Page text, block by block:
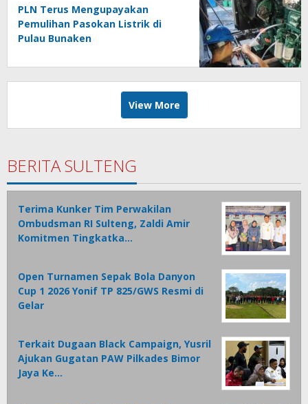
PLN Terus Mengupayakan
Pemulihan Pasokan Listrik di
Pulau Bunaken
View More
BERITA SULTENG
Terima Kunker Tim Perwakilan
Ombudsman RI Sulteng, Zaldi Amir
Komitmen Tingkatka…
Open Turnamen Sepak Bola Danyon
Cup 1 2026 Yonif TP 825/GWS Resmi di
Gelar
Terkait Dugaan Black Campaign, Yusril
Ajukan Gugatan PAW Pilkades Bimor
Jaya Ke…